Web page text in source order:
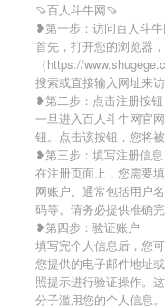
🍠百人斗牛网🍠
❥第一步：访问百人斗
首先，打开您的浏览器
（https://
搜索或直接输入网址来访
❥第二步：点击注册按钮
一旦进入百人斗牛网官
钮。点击该按钮，您将
❥第三步：填写注册信息
在注册页面上，您需要
网账户。通常包括用户
码等。请务必提供准确
❥第四步：验证账户
填写完个人信息后，您
您提供的电子邮件地址
照提示进行验证操作。
分子滥用您的个人信息。